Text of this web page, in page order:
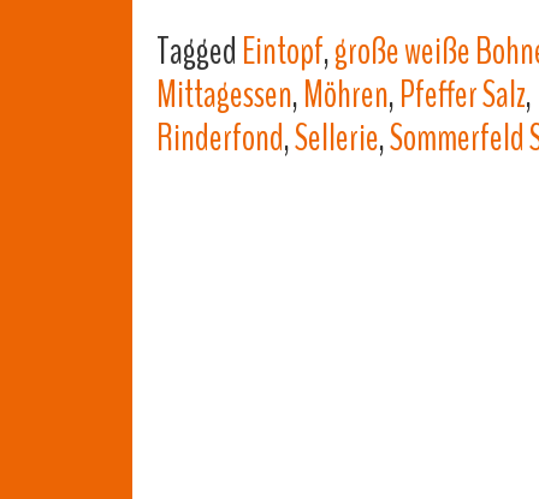
TaggedEintopf,große weiße
Mittagessen,Möhren,Pfeffer Salz,
Rinderfond,Sellerie,Sommerfeld